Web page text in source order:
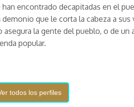
encontrado decapitadas en el
que le corta la cabeza a sus
asegura la gente del pueblo, o de un
popular.